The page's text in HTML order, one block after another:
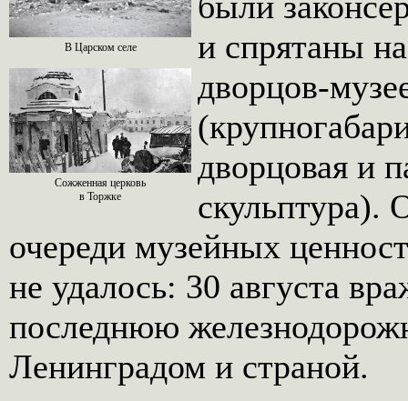
В Царском селе
Сожженная церковь
в Торжке
и спрятаны
дворцов-
дворцовая и
скульптура).
очереди музейных
не удалось: 30 августа
последнюю
Ленинградом и страной.